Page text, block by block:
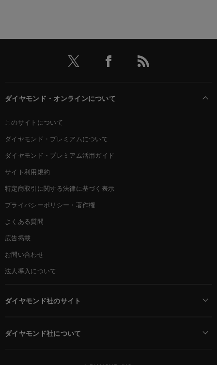
ダイヤモンド・オンラインについて
このサイトについて
ダイヤモンド・プレミアムについて
ダイヤモンド・プレミアム活用ガイド
サイト利用規約
特定商取引に関する法律に基づく表示
プライバシーポリシー・著作権
よくある質問
広告掲載
お問い合わせ
法人導入について
ダイヤモンド社のサイト
ダイヤモンド社について